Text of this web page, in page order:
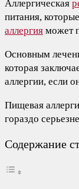
Аллергическая
питания,
аллергия может
Основным
которая
аллергии, если
Пищевая
гораздо
Содержание